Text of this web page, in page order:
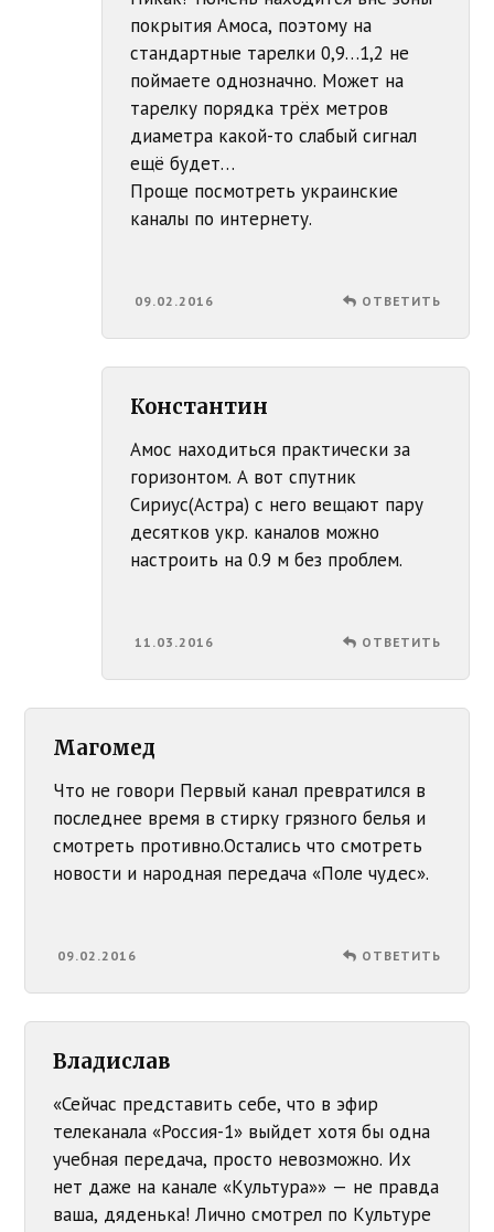
покрытия Амоса, поэтому на
стандартные тарелки 0,9…1,2 не
поймаете однозначно. Может на
тарелку порядка трёх метров
диаметра какой-то слабый сигнал
ещё будет…
Проще посмотреть украинские
каналы по интернету.
09.02.2016 ОТВЕТИТЬ
Константин
Амос находиться практически за
горизонтом. А вот спутник
Сириус(Астра) с него вещают пару
десятков укр. каналов можно
настроить на 0.9 м без проблем.
11.03.2016 ОТВЕТИТЬ
Магомед
Что не говори Первый канал превратился в
последнее время в стирку грязного белья и
смотреть противно.Остались что смотреть
новости и народная передача «Поле чудес».
09.02.2016 ОТВЕТИТЬ
Владислав
«Сейчас представить себе, что в эфир
телеканала «Россия-1» выйдет хотя бы одна
учебная передача, просто невозможно. Их
нет даже на канале «Культура»» — не правда
ваша, дяденька! Лично смотрел по Культуре